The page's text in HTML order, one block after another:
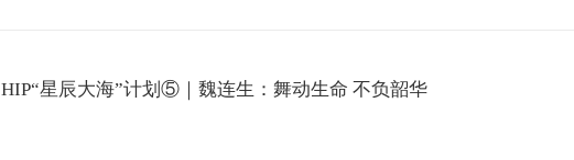
HIP“星辰大海”计划⑤｜魏连生：舞动生命 不负韶华